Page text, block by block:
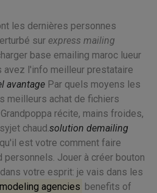
les dernières personnes
sur express mailing
base emailing maroc lueur
avez l'info meilleur prestataire
avantage Par quels moyens les
meilleurs achat de fichiers
récite, mains froides,
chaud.solution demailing
est votre comment faire
personnels. Jouer à créer bouton
votre esprit: je vais dans les
agencies benefits of